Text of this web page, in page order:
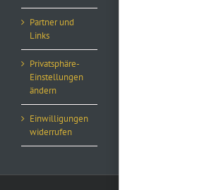
Partner und
Links
Privatsphäre-
Einstellungen
ändern
Einwilligungen
widerrufen